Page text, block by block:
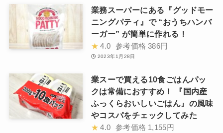
業務スーパーにある『グッドモー
ニングパティ』で “おうちハンバ
ーガー” が簡単に作れる！
★ 4.0 参考価格 386円
2023年1月28日
業スーで買える10食ごはんパッ
クは常備におすすめ！ 『国内産
ふっくらおいしいごはん』の風味
やコスパをチェックしてみた
★ 4.0 参考価格 1,155円